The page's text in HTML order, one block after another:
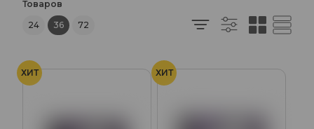
Товаров
24
36 72
ХИТ ХИТ